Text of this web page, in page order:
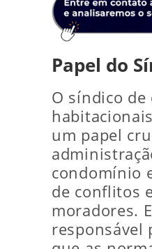
Papel do
O síndico
um papel
condomínio
de conflitos
moradores.
responsável